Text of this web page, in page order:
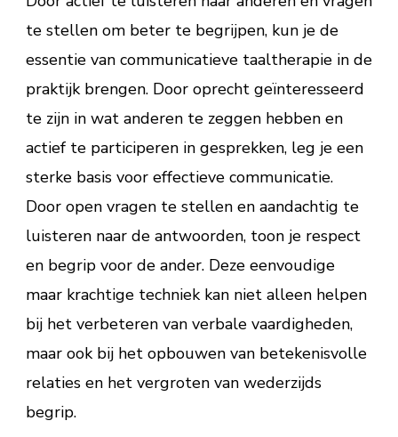
te stellen om beter te begrijpen, kun je de
essentie van communicatieve taaltherapie in de
praktijk brengen. Door oprecht geïnteresseerd
te zijn in wat anderen te zeggen hebben en
actief te participeren in gesprekken, leg je een
sterke basis voor effectieve communicatie.
Door open vragen te stellen en aandachtig te
luisteren naar de antwoorden, toon je respect
en begrip voor de ander. Deze eenvoudige
maar krachtige techniek kan niet alleen helpen
bij het verbeteren van verbale vaardigheden,
maar ook bij het opbouwen van betekenisvolle
relaties en het vergroten van wederzijds
begrip.